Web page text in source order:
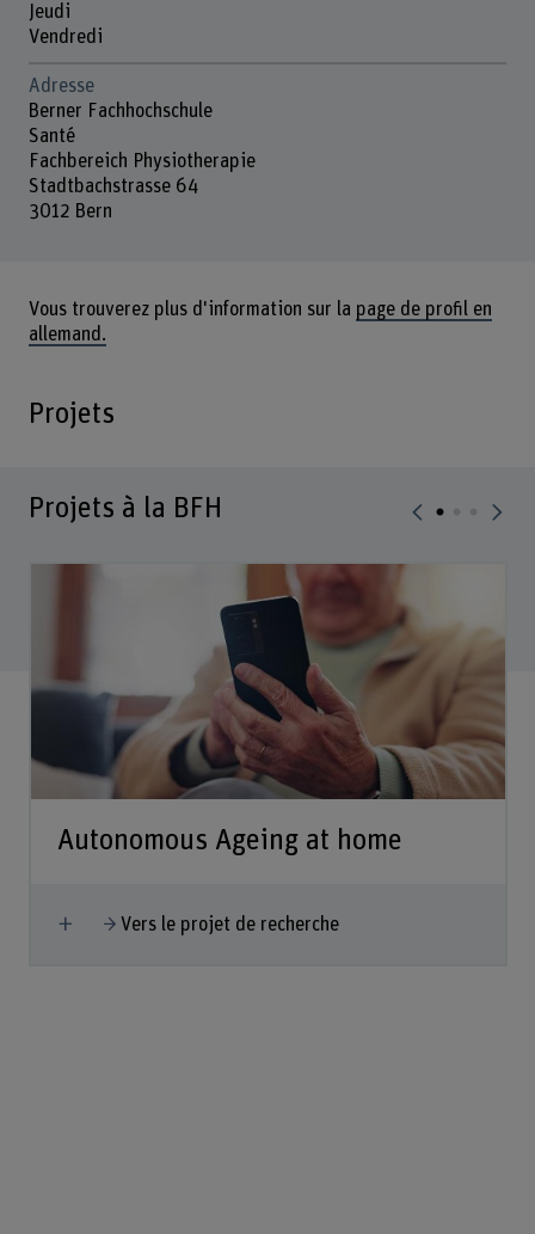
Jeudi
Vendredi
Adresse
Berner Fachhochschule
Santé
Fachbereich Physiotherapie
Stadtbachstrasse 64
3012 Bern
Vous trouverez plus d'information sur la page de profil en
allemand.
Projets
Projets à la BFH
Autonomous Ageing at home
Afficher plus
Vers le projet de recherche